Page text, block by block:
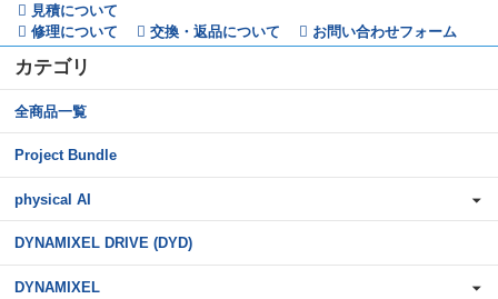
見積について
修理について
交換・返品について お問い合わせフォーム
カテゴリ
全商品一覧
Project Bundle
physical AI
DYNAMIXEL DRIVE (DYD)
DYNAMIXEL